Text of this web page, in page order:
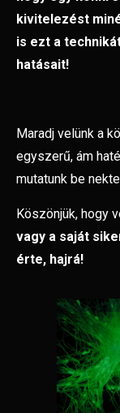
kivitelezést
is ezt a
hatásait!
Maradj velünk a
egyszerű, ám
mutatunk be
Köszönjük, hogy
vagy a saját
érte, hajrá!